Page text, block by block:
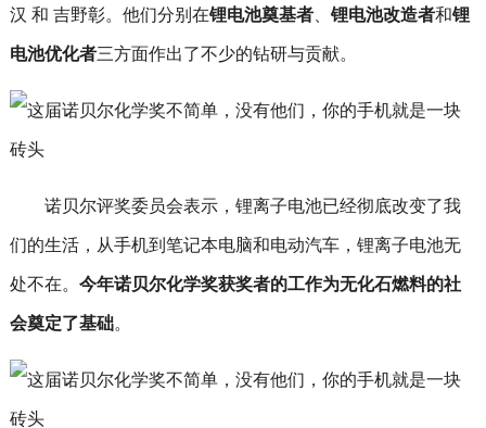
汉 和 吉野彰。他们分别在锂电池奠基者、 锂电池改造者和锂
电池优化者三方面作出了不少的钻研与贡献。
诺贝尔评奖委员会表示，锂离子电池已经彻底改变了我
们的生活，从手机到笔记本电脑和电动汽车，锂离子电池无
处不在。 今年诺贝尔化学奖获奖者的工作为无化石燃料的社
会奠定了基础。